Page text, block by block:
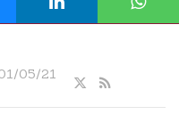
05/21